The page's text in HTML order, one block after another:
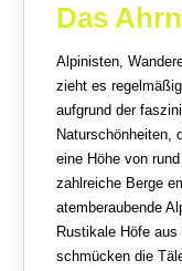
Das
Alpinisten,
zieht es
aufgrund der
Naturschönheiten,
eine Höhe von
zahlreiche Berge
atemberaubende
Rustikale Höfe
schmücken die